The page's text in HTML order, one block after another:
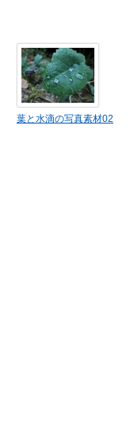
葉と水滴の写真素材02